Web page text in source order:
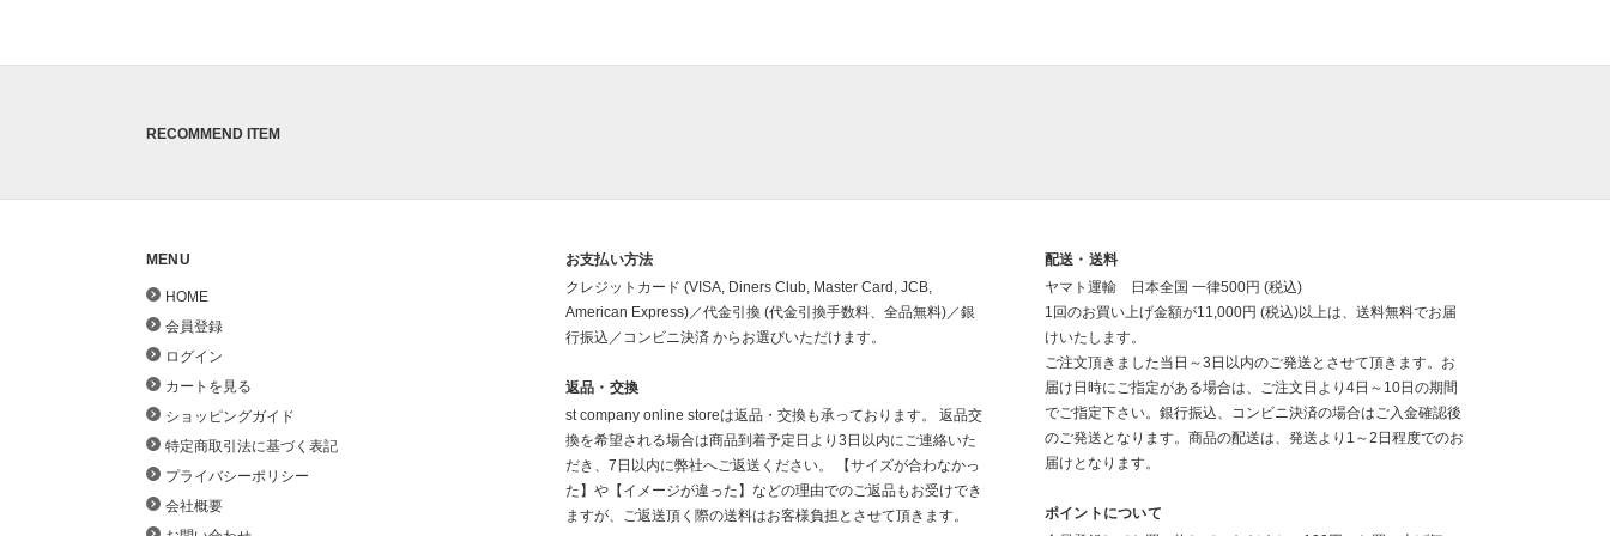
RECOMMEND ITEM
MENU
HOME
会員登録
ログイン
カートを見る
ショッピングガイド
特定商取引法に基づく表記
プライバシーポリシー
会社概要
お支払い方法
クレジットカード (VISA, Diners Club, Master Card, JCB,
American Express)／代金引換 (代金引換手数料、全品無料)／銀
行振込／コンビニ決済 からお選びいただけます。
返品・交換
st company online storeは返品・交換も承っております。 返品交
換を希望される場合は商品到着予定日より3日以内にご連絡いた
だき、7日以内に弊社へご返送ください。 【サイズが合わなかっ
た】や【イメージが違った】などの理由でのご返品もお受けでき
ますが、ご返送頂く際の送料はお客様負担とさせて頂きます。
配送・送料
ヤマト運輸 日本全国 一律500円 (税込)
1回のお買い上げ金額が11,000円 (税込)以上は、送料無料でお届
けいたします。
ご注文頂きました当日～3日以内のご発送とさせて頂きます。お
届け日時にご指定がある場合は、ご注文日より4日～10日の期間
でご指定下さい。銀行振込、コンビニ決済の場合はご入金確認後
のご発送となります。商品の配送は、発送より1～2日程度でのお
届けとなります。
ポイントについて